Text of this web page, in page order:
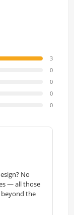
3
0
0
0
0
No
— all those
the